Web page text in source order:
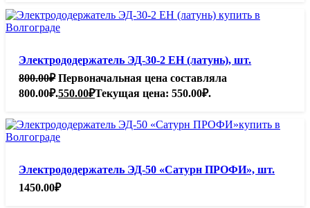
Электрододержатель ЭД-30-2 ЕН (латунь), шт.
800.00₽ Первоначальная цена составляла
800.00₽.550.00₽Текущая цена: 550.00₽.
Электрододержатель ЭД-50 «Сатурн ПРОФИ», шт.
1450.00₽